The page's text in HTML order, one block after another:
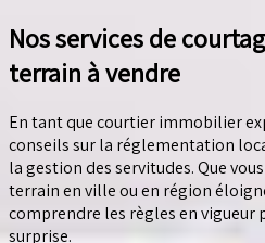
Nos services de
terrain à vendre
En tant que courtier immobilier
conseils sur la réglementation
la gestion des servitudes. Que
terrain en ville ou en région
comprendre les règles en vigueur
surprise.